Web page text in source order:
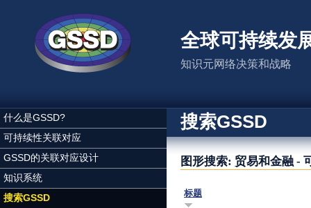
全球可持续发
知识元网络决策和战略
什么是GSSD?
可持续性关联对应
GSSD的关联对应设计
知识系统
搜索GSSD
搜索GSSD
图形搜索: 贸易和金融 -
标题